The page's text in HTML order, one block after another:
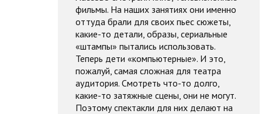
фильмы. На наших занятиях они именно
оттуда брали для своих пьес сюжеты,
какие-то детали, образы, сериальные
«штампы» пытались использовать.
Теперь дети «компьютерные». И это,
пожалуй, самая сложная для театра
аудитория. Смотреть что-то долго,
какие-то затяжные сцены, они не могут.
Поэтому спектакли для них делают на